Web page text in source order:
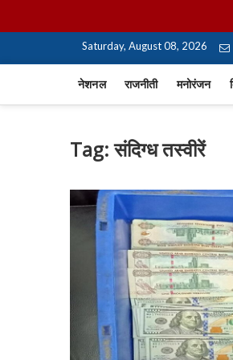
UiTV Hindi
Saturday, August 08, 2026
नेशनल राजनीती मनोरंजन
Tag:संदिग्ध तस्वीरें